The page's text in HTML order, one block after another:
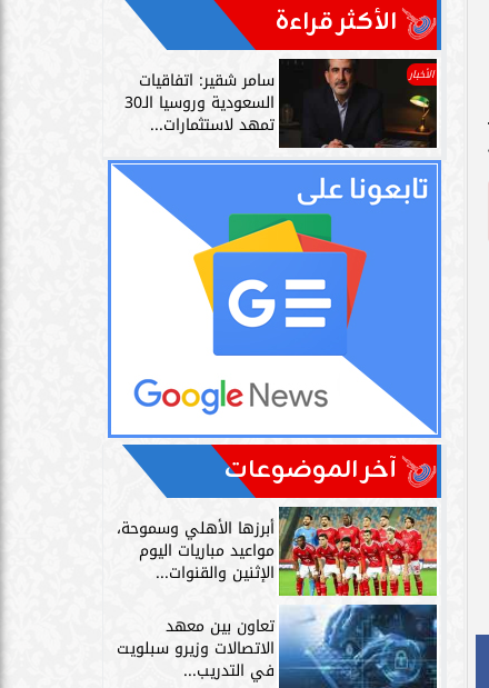
الأكثر قراءة
الأخبار سامر شقير: اتفاقيات
السعودية وروسيا الـ30
تمهد لاستثمارات...
آخر الموضوعات
أبرزها الأهلي وسموحة،
مواعيد مباريات اليوم
الإثنين والقنوات...
تعاون بين معهد
الاتصالات وزيرو سبلويت
في التدريب...